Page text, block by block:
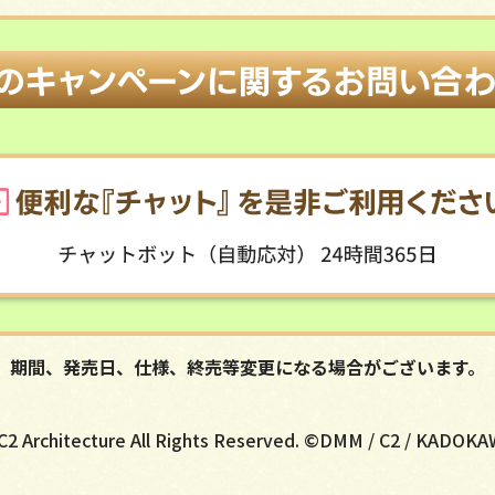
期間、発売日、仕様、終売等変更になる場合がございます。
Architecture All Rights Reserved. ©DMM / C2 /